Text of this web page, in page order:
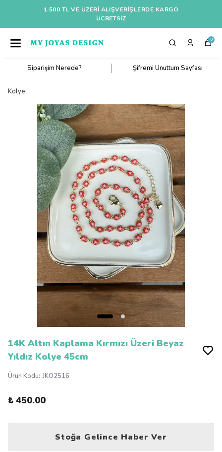
1.500 TL VE ÜZERI ALIŞVERIŞLERDE KARGO
ÜCRETSİZ
0
Siparişim Nerede? Şifremi Unuttum Sayfası
Kolye
14K Altın Kaplama Kırmızı Üzeri Beyaz
Yıldız Kolye 45cm
Ürün Kodu: JKO2516
₺ 450.00
Stoğa Gelince Haber Ver